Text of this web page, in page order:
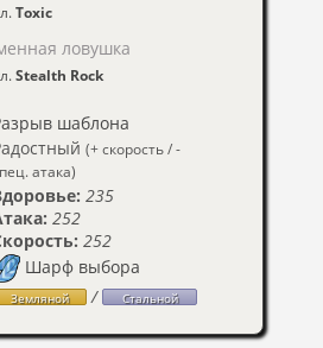
Toxic
ловушка
Stealth Rock
шаблона
(+ скорость / -
атака)
235
252
252
Шарф выбора
Земляной / Стальной